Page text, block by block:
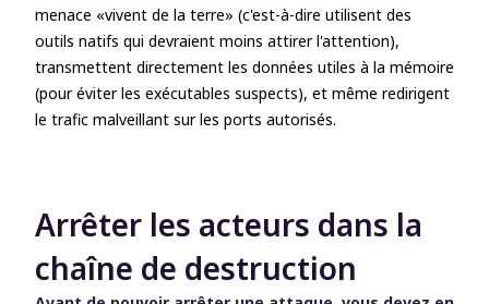
menace «vivent de la terre» (c'est-à-dire utilisent des
outils natifs qui devraient moins attirer l'attention),
transmettent directement les données utiles à la mémoire
(pour éviter les exécutables suspects), et même redirigent
le trafic malveillant sur les ports autorisés.
Arrêter les acteurs dans la
chaîne de destruction